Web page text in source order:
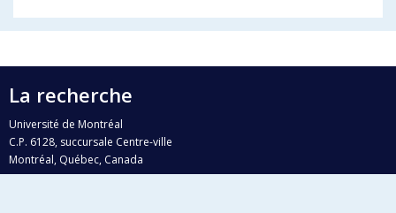
La recherche
Université de Montréal
C.P. 6128, succursale Centre-ville
Montréal, Québec, Canada
H3C 3J7